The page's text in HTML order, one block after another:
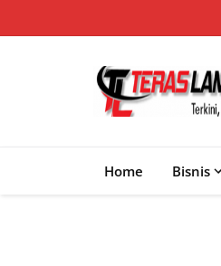
Home Bisnis